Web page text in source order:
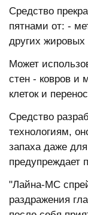
Средство
пятнами от: -
других жировых
Может
стен - ковров и
клеток и
Средство
технологиям,
запаха даже
предупреждает
"Лайна-МС
раздражения